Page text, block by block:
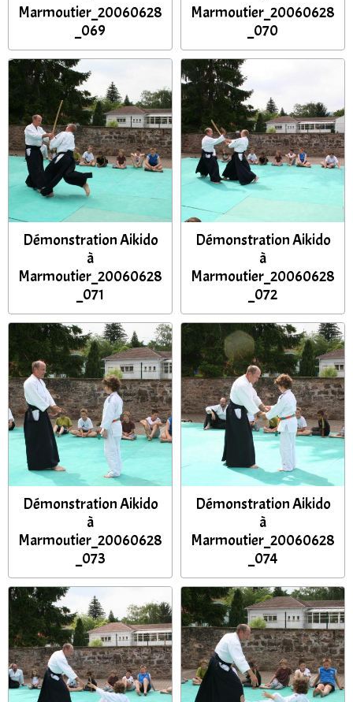
Marmoutier_20060628
_069
Marmoutier_20060628
_070
Démonstration Aikido
à
Marmoutier_20060628
_071
Démonstration Aikido
à
Marmoutier_20060628
_072
Démonstration Aikido
à
Marmoutier_20060628
_073
Démonstration Aikido
à
Marmoutier_20060628
_074